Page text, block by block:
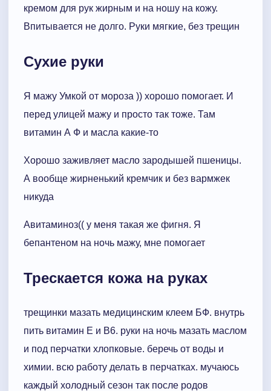
кремом для рук жирным и на ношу на кожу.
Впитывается не долго. Руки мягкие, без трещин
Сухие руки
Я мажу Умкой от мороза )) хорошо помогает. И
перед улицей мажу и просто так тоже. Там
витамин А Ф и масла какие-то
Хорошо заживляет масло зародышей пшеницы.
А вообще жирненький кремчик и без вармжек
никуда
Авитаминоз(( у меня такая же фигня. Я
бепантеном на ночь мажу, мне помогает
Трескается кожа на руках
трещинки мазать медицинским клеем БФ. внутрь
пить витамин Е и В6. руки на ночь мазать маслом
и под перчатки хлопковые. беречь от воды и
химии. всю работу делать в перчатках. мучаюсь
каждый холодный сезон так после родов